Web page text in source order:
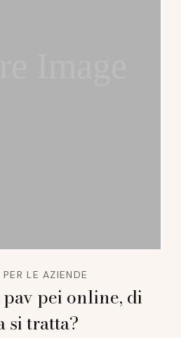
PER LE AZIENDE
pei online, di
si tratta?